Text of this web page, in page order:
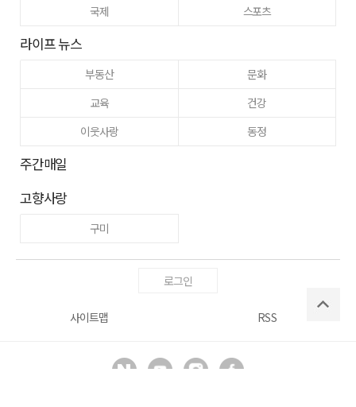
국제
스포츠
라이프 뉴스
부동산
문화
교육
건강
이웃사랑
동정
주간매일
고향사랑
구미
로그인
사이트맵 RSS